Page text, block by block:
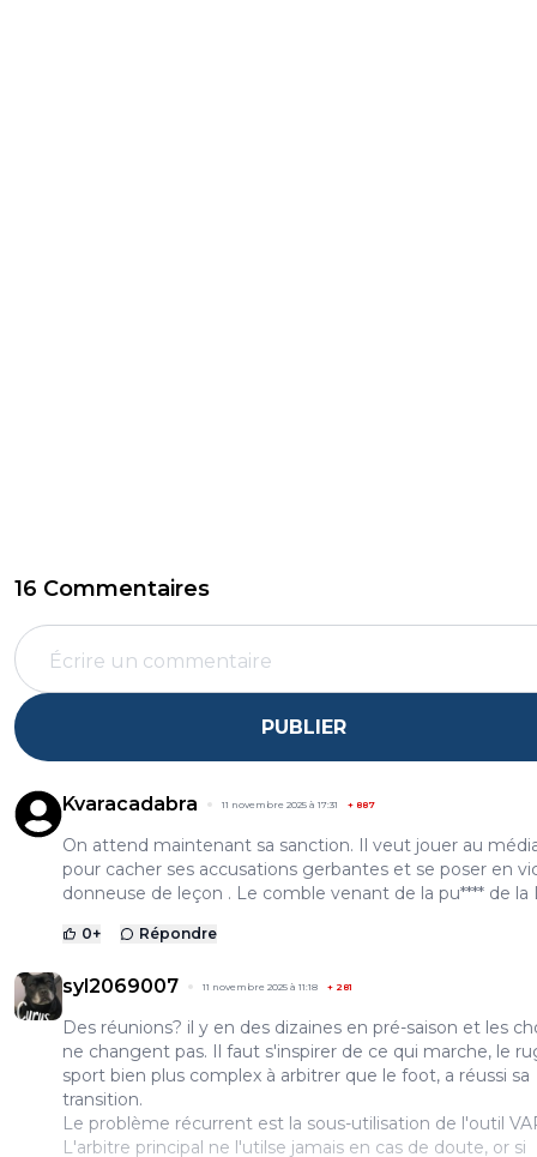
16 Commentaires
PUBLIER
Kvaracadabra 11 novembre 2025 à 17:31 + 887
On attend maintenant sa sanction. Il veut jouer au
pour cacher ses accusations gerbantes et se poser en
donneuse de leçon . Le comble venant de la pu**** de la
0+ Répondre
syl2069007 11 novembre 2025 à 11:18 + 281
Des réunions? il y en des dizaines en pré-saison et les
ne changent pas. Il faut s'inspirer de ce qui marche, le
sport bien plus complex à arbitrer que le foot, a réussi sa
transition.
Le problème récurrent est la sous-utilisation de l'outil
L'arbitre principal ne l'utilse jamais en cas de doute, or si